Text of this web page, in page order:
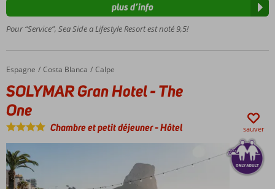
mètres
de la
piscines
Pour “Service”, Sea Side a Lifestyle Resort est noté 9,5!
plus d’info
Accueil
Espagne Costa Blanca Calpe
SOLYMAR Gran Hotel - The One
SOLYMAR Gran Hotel - The
One
Chambre et petit déjeuner-Hôtel sauver